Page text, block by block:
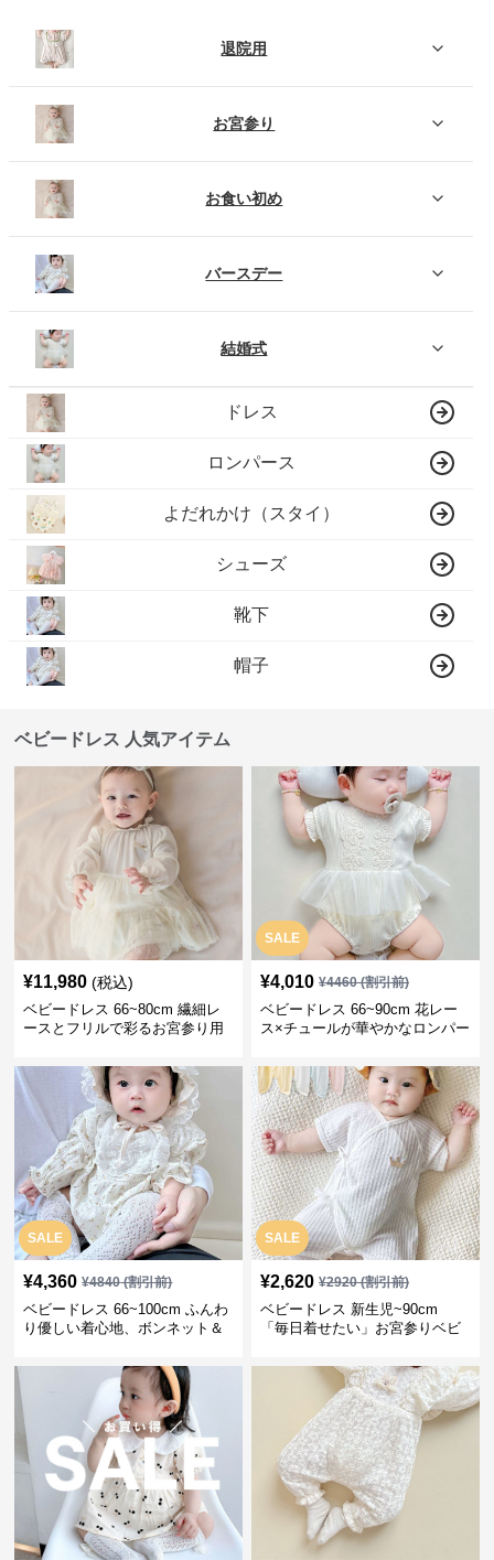
退院用
お宮参り
お食い初め
バースデー
結婚式
ドレス
ロンパース
よだれかけ（スタイ）
シューズ
靴下
帽子
ベビードレス 人気アイテム
¥11,980 (税込)
ベビードレス 66~80cm 繊細レ
ースとフリルで彩るお宮参り用
SALE
¥4,010 ¥4460(割引前)
ベビードレス 66~90cm 花レー
ス×チュールが華やかなロンパー
SALE
¥4,360 ¥4840(割引前)
ベビードレス 66~100cm ふんわ
り優しい着心地、ボンネット＆
レス 記念フォト
SALE
¥2,620 ¥2920(割引前)
ベビードレス 新生児~90cm
「毎日着せたい」お宮参りベビ